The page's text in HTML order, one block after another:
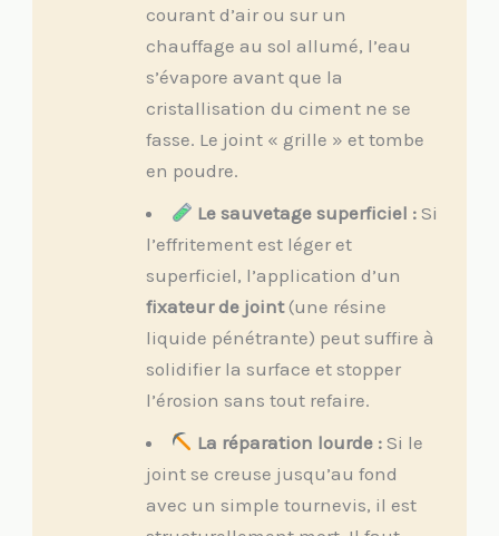
courant d’air ou sur un
chauffage au sol allumé, l’eau
s’évapore avant que la
cristallisation du ciment ne se
fasse. Le joint « grille » et tombe
en poudre.
Le sauvetage superficiel : Si
l’effritement est léger et
superficiel, l’application d’un
fixateur de joint(une résine
liquide pénétrante) peut suffire à
solidifier la surface et stopper
l’érosion sans tout refaire.
La réparation lourde : Si le
joint se creuse jusqu’au fond
avec un simple tournevis, il est